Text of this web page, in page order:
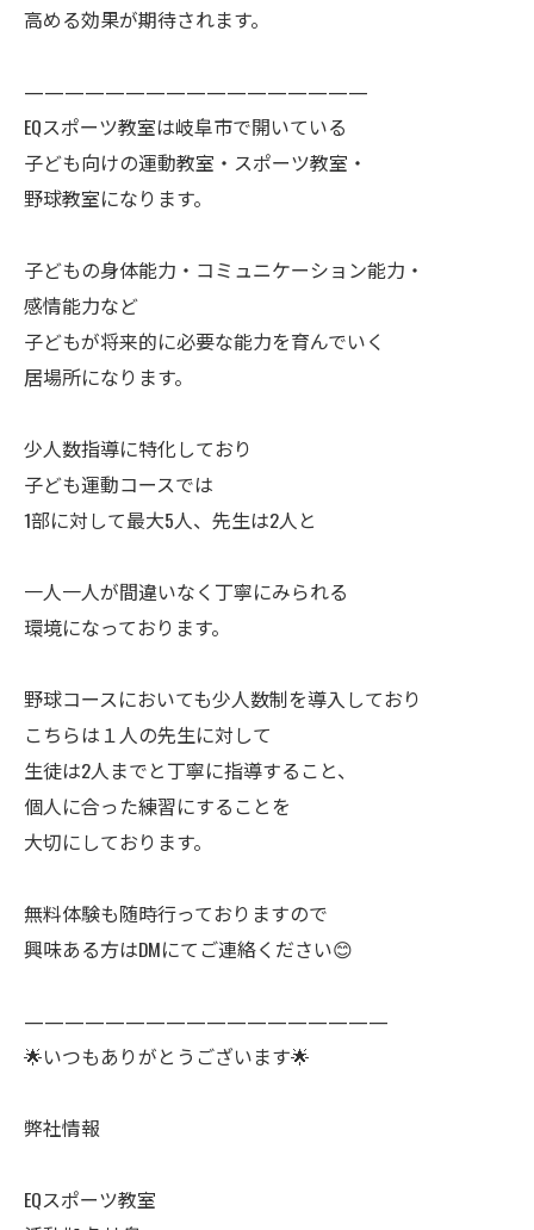
高める効果が期待されます。
—————————————————
EQスポーツ教室は岐阜市で開いている
子ども向けの運動教室・スポーツ教室・
野球教室になります。
子どもの身体能力・コミュニケーション能力・
感情能力など
子どもが将来的に必要な能力を育んでいく
居場所になります。
少人数指導に特化しており
子ども運動コースでは
1部に対して最大5人、先生は2人と
一人一人が間違いなく丁寧にみられる
環境になっております。
野球コースにおいても少人数制を導入しており
こちらは１人の先生に対して
生徒は2人までと丁寧に指導すること、
個人に合った練習にすることを
大切にしております。
無料体験も随時行っておりますので
興味ある方はDMにてご連絡ください😊
——————————————————
🌟いつもありがとうございます🌟
弊社情報
EQスポーツ教室